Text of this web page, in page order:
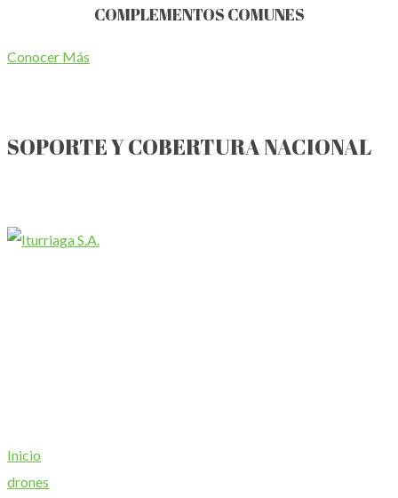
COMPLEMENTOS COMUNES
Conocer Más
SOPORTE Y COBERTURA NACIONAL
Inicio
drones